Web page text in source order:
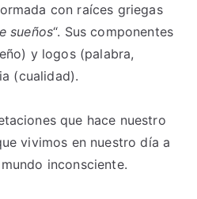
con raíces griegas
sueños“. Sus componentes
y logos (palabra,
(cualidad).
que hace nuestro
vivimos en nuestro día a
inconsciente.